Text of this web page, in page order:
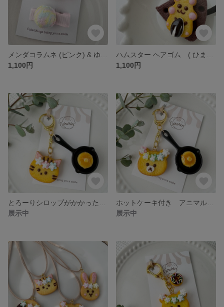
1,100円
1,100円
展示中
展示中